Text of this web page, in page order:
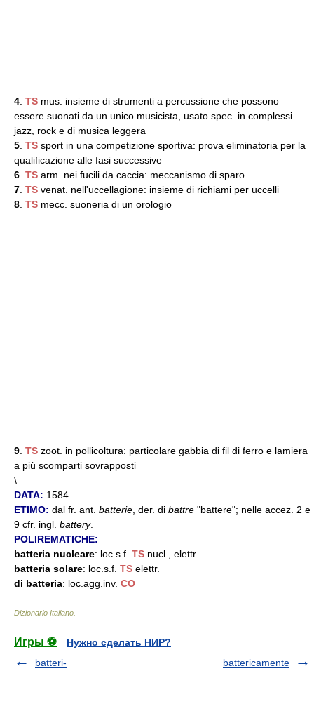
4 TS mus. insieme di strumenti a percussione che possono
essere suonati da un unico musicista, usato spec. in complessi
jazz, rock e di musica leggera
5 TS sport in una competizione sportiva: prova eliminatoria per la
qualificazione alle fasi successive
6 TS arm. nei fucili da caccia: meccanismo di sparo
7 TS venat. nell'uccellagione: insieme di richiami per uccelli
8 TS mecc. suoneria di un orologio
9 TS zoot. in pollicoltura: particolare gabbia di fil di ferro e lamiera
a più scomparti sovrapposti
\
DATA: 1584.
ETIMO: dal fr. ant. batterie , der. di battre "battere"; nelle accez. 2 e
9 cfr. ingl. battery.
POLIREMATICHE:
batteria nucleare: loc.s.f. TS nucl., elettr.
batteria solare: loc.s.f. TS elettr.
di batteria: loc.agg.inv. CO
Dizionario Italiano
Игры ⚽
Нужно сделать НИР?
batteri-
battericamente